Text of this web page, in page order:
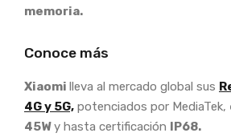
memoria.
Conoce más
Xiaomi lleva al mercado global sus
4G y 5G, potenciados por MediaTek,
45Wy hasta certificación IP68.